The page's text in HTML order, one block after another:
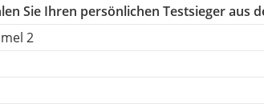
Sie Ihren persönlichen Testsieger aus
2